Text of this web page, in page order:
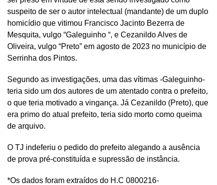
suspeito de ser o autor intelectual (mandante) de um duplo
homicídio que vitimou Francisco Jacinto Bezerra de
Mesquita, vulgo “Galeguinho “, e Cezanildo Alves de
Oliveira, vulgo “Preto” em agosto de 2023 no município de
Serrinha dos Pintos.
Segundo as investigações, uma das vítimas -Galeguinho-
teria sido um dos autores de um atentado contra o prefeito,
o que teria motivado a vingança. Já Cezanildo (Preto), que
era primo do atual prefeito, teria sido morto como queima
de arquivo.
O TJ indeferiu o pedido do prefeito alegando a ausência
de prova pré-constituída e supressão de instância.
*Os dados foram extraídos do H.C 0800216-